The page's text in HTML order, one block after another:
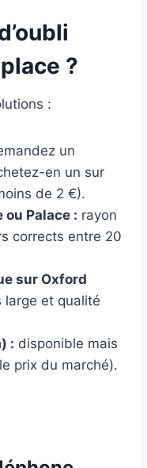
?
:
un
en un sur
de 2 €).
Palace : rayon
corrects entre 20
sur Oxford
large et qualité
: disponible mais
prix du marché).